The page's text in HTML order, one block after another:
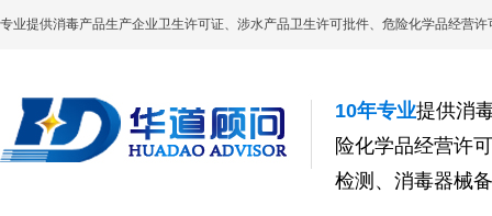
专业提供消毒产品生产企业卫生许可证、涉水产品卫生许可批件、危险化学品经营
10年专业提供消
险化学品经营许
检测、消毒器械